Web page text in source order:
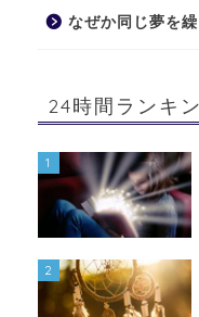
なぜか同じ夢を
24時間ランキ
1
2